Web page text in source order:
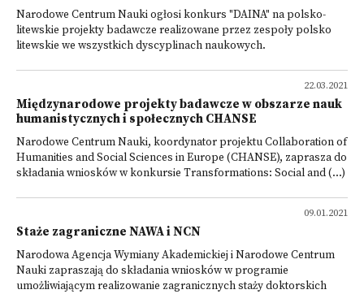
Narodowe Centrum Nauki ogłosi konkurs "DAINA" na polsko-
litewskie projekty badawcze realizowane przez zespoły polsko
litewskie we wszystkich dyscyplinach naukowych.
22.03.2021
Międzynarodowe projekty badawcze w obszarze nauk
humanistycznych i społecznych CHANSE
Narodowe Centrum Nauki, koordynator projektu Collaboration of
Humanities and Social Sciences in Europe (CHANSE), zaprasza do
składania wniosków w konkursie Transformations: Social and (...)
09.01.2021
Staże zagraniczne NAWA i NCN
Narodowa Agencja Wymiany Akademickiej i Narodowe Centrum
Nauki zapraszają do składania wniosków w programie
umożliwiającym realizowanie zagranicznych staży doktorskich